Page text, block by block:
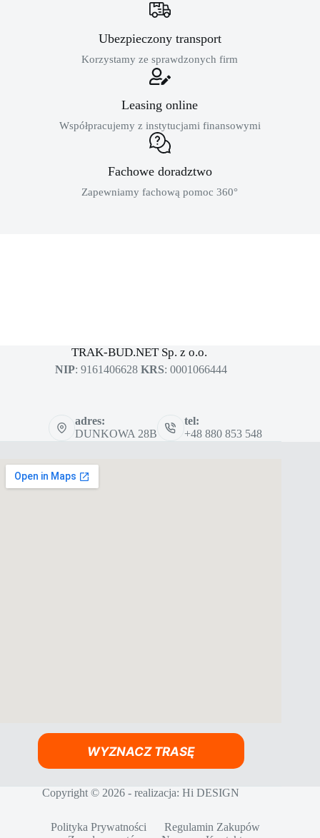
Ubezpieczony transport
Korzystamy ze sprawdzonych firm
Leasing online
Współpracujemy z instytucjami finansowymi
Fachowe doradztwo
Zapewniamy fachową pomoc 360°
TRAK-BUD.NET Sp. z o.o.
NIP: 9161406628 KRS: 0001066444
adres:
DUNKOWA 28B
tel:
+48 880 853 548
WYZNACZ TRASĘ
Copyright © 2026 - realizacja:Hi DESIGN
Polityka Prywatności
Regulamin Zakupów